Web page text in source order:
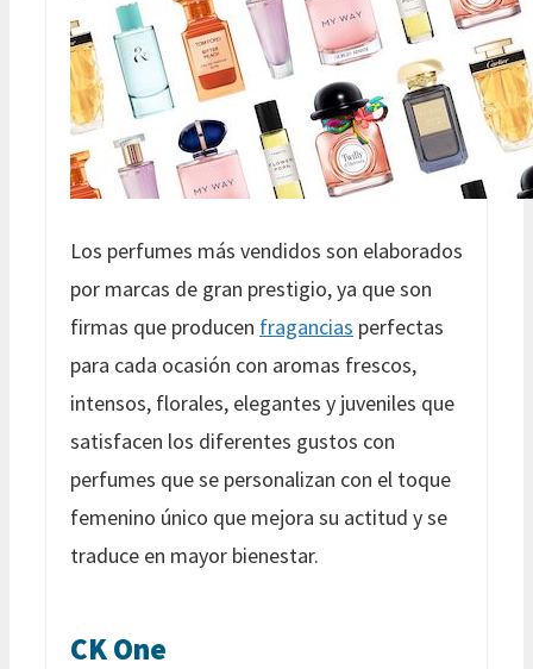
Los perfumes más vendidos son elaborados
por marcas de gran prestigio, ya que son
firmas que producen fragancias perfectas
para cada ocasión con aromas frescos,
intensos, florales, elegantes y juveniles que
satisfacen los diferentes gustos con
perfumes que se personalizan con el toque
femenino único que mejora su actitud y se
traduce en mayor bienestar.
CK One